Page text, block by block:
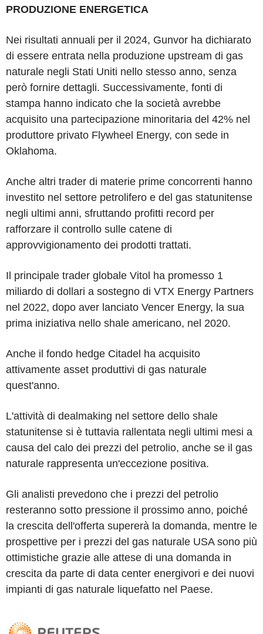
PRODUZIONE ENERGETICA
Nei risultati annuali per il 2024, Gunvor ha dichiarato
di essere entrata nella produzione upstream di gas
naturale negli Stati Uniti nello stesso anno, senza
però fornire dettagli. Successivamente, fonti di
stampa hanno indicato che la società avrebbe
acquisito una partecipazione minoritaria del 42% nel
produttore privato Flywheel Energy, con sede in
Oklahoma.
Anche altri trader di materie prime concorrenti hanno
investito nel settore petrolifero e del gas statunitense
negli ultimi anni, sfruttando profitti record per
rafforzare il controllo sulle catene di
approvvigionamento dei prodotti trattati.
Il principale trader globale Vitol ha promesso 1
miliardo di dollari a sostegno di VTX Energy Partners
nel 2022, dopo aver lanciato Vencer Energy, la sua
prima iniziativa nello shale americano, nel 2020.
Anche il fondo hedge Citadel ha acquisito
attivamente asset produttivi di gas naturale
quest'anno.
L'attività di dealmaking nel settore dello shale
statunitense si è tuttavia rallentata negli ultimi mesi a
causa del calo dei prezzi del petrolio, anche se il gas
naturale rappresenta un'eccezione positiva.
Gli analisti prevedono che i prezzi del petrolio
resteranno sotto pressione il prossimo anno, poiché
la crescita dell'offerta supererà la domanda, mentre le
prospettive per i prezzi del gas naturale USA sono più
ottimistiche grazie alle attese di una domanda in
crescita da parte di data center energivori e dei nuovi
impianti di gas naturale liquefatto nel Paese.